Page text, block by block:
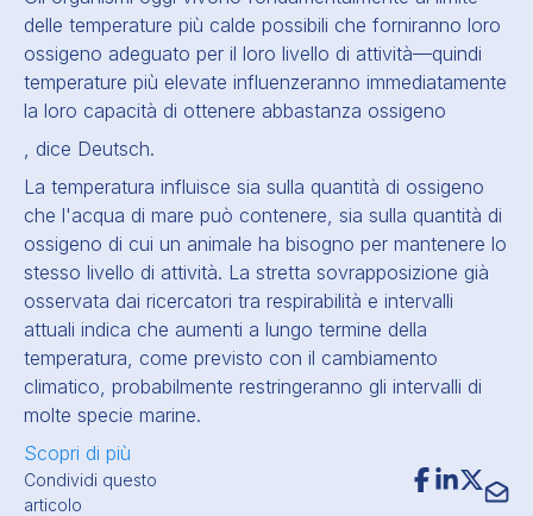
Condividi questo
articolo
delle temperature più calde possibili che forniranno loro
ossigeno adeguato per il loro livello di attività—quindi
temperature più elevate influenzeranno immediatamente
la loro capacità di ottenere abbastanza ossigeno
, dice Deutsch.
La temperatura influisce sia sulla quantità di ossigeno
che l'acqua di mare può contenere, sia sulla quantità di
ossigeno di cui un animale ha bisogno per mantenere lo
stesso livello di attività. La stretta sovrapposizione già
osservata dai ricercatori tra respirabilità e intervalli
attuali indica che aumenti a lungo termine della
temperatura, come previsto con il cambiamento
climatico, probabilmente restringeranno gli intervalli di
molte specie marine.
Scopri di più